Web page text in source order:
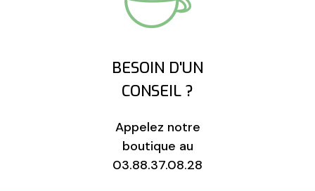
BESOIN D'UN
CONSEIL ?
Appelez notre
boutique au
03.88.37.08.28